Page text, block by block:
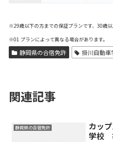
※29歳以下の方までの保証プランです、30歳以
※01 プランによって異なる場合があります。
静岡県の合宿免許 掛川自動車
関連記事
静岡県の合宿免許
カッ
学校